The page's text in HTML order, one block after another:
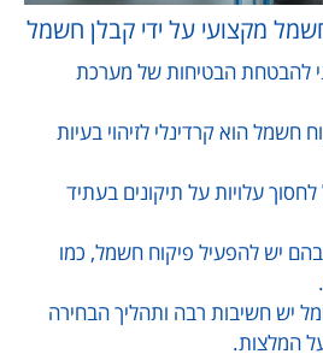
מקצועי על ידי קבלן חשמל
להבטחת הבטיחות של מערכת
הוא קרדינלי לזיהוי בעיות
עלויות על תיקונים בעתיד
יש להפעיל פיקוח חשמל, כמו
יש חשיבות רבה ותהליך הבחירה
המלצות.